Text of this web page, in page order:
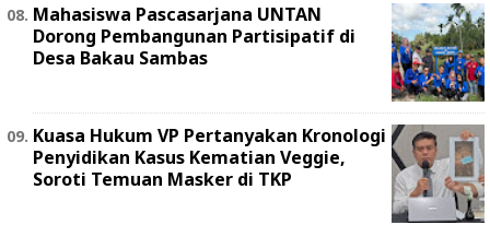
Mahasiswa Pascasarjana UNTAN
Dorong Pembangunan Partisipatif di
Desa Bakau Sambas
Kuasa Hukum VP Pertanyakan Kronologi
Penyidikan Kasus Kematian Veggie,
Soroti Temuan Masker di TKP